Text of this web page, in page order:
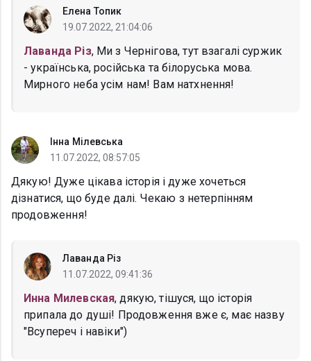
Елена Топик
19.07.2022, 21:04:06
Лаванда Різ, Ми з Чернігова, тут взагалі суржик
- українська, російська та білоруська мова.
Мирного неба усім нам! Вам натхнення!
Інна Мілевська
11.07.2022, 08:57:05
Дякую! Дуже цікава історія і дуже хочеться
дізнатися, що буде далі. Чекаю з нетерпінням
продовження!
Лаванда Різ
11.07.2022, 09:41:36
Инна Милевская, дякую, тішуся, що історія
припала до душі! Продовження вже є, має назву
"Всупереч і навіки")